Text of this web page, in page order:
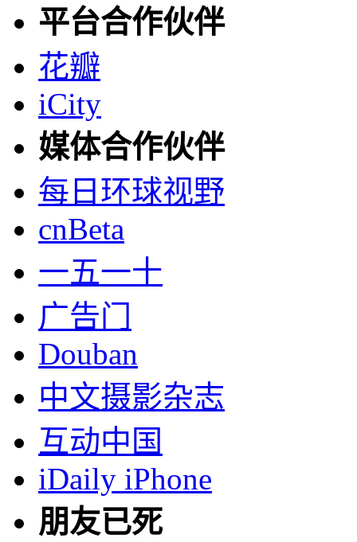
平台合作伙伴
花瓣
iCity
媒体合作伙伴
每日环球视野
cnBeta
一五一十
广告门
Douban
中文摄影杂志
互动中国
iDaily iPhone
朋友已死